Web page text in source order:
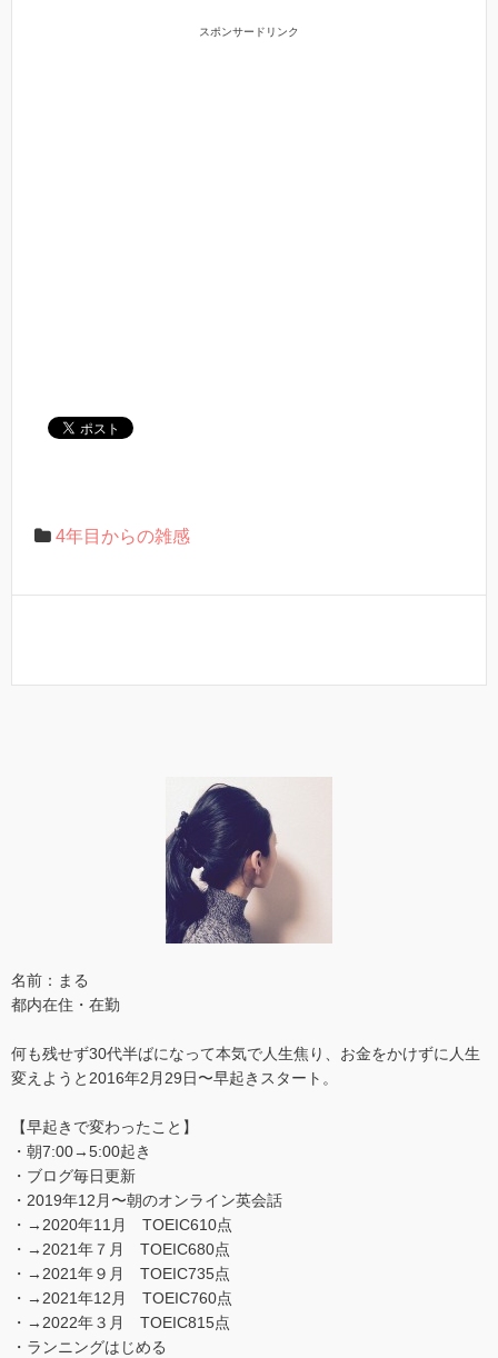
スポンサードリンク
4年目からの雑感
名前：まる
都内在住・在勤
何も残せず30代半ばになって本気で人生焦り、お金をかけずに人生
変えようと2016年2月29日〜早起きスタート。
【早起きで変わったこと】
・朝7:00→5:00起き
・ブログ毎日更新
・2019年12月〜朝のオンライン英会話
・→2020年11月 TOEIC610点
・→2021年７月 TOEIC680点
・→2021年９月 TOEIC735点
・→2021年12月 TOEIC760点
・→2022年３月 TOEIC815点
・ランニングはじめる